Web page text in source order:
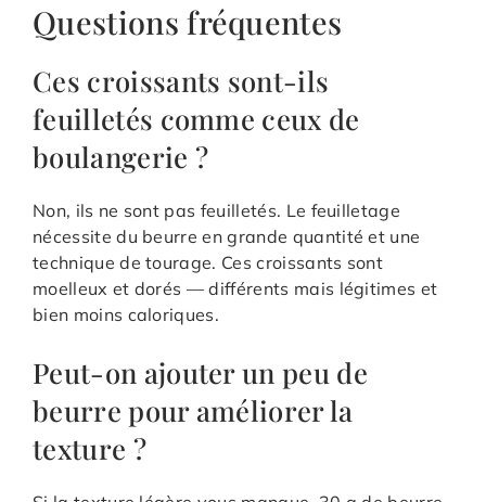
Questions fréquentes
Ces croissants sont-ils
feuilletés comme ceux de
boulangerie ?
Non, ils ne sont pas feuilletés. Le feuilletage
nécessite du beurre en grande quantité et une
technique de tourage. Ces croissants sont
moelleux et dorés — différents mais légitimes et
bien moins caloriques.
Peut-on ajouter un peu de
beurre pour améliorer la
texture ?